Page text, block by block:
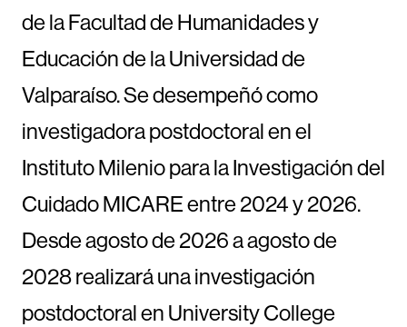
de la Facultad de Humanidades y
Educación de la Universidad de
Valparaíso. Se desempeñó como
investigadora postdoctoral en el
Instituto Milenio para la Investigación del
Cuidado MICARE entre 2024 y 2026.
Desde agosto de 2026 a agosto de
2028 realizará una investigación
postdoctoral en University College